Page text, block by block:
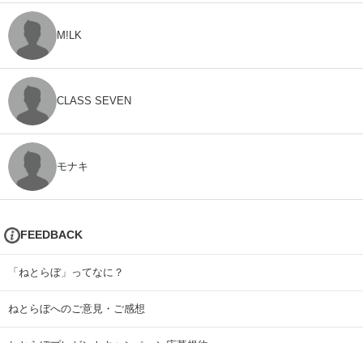
M!LK
CLASS SEVEN
モナキ
FEEDBACK
「ねとらぼ」ってなに？
ねとらぼへのご意見・ご感想